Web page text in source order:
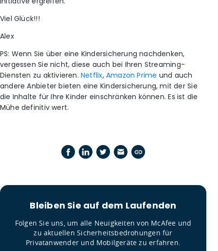
Viel Glück!!!
Alex
PS: Wenn Sie über eine Kindersicherung nachdenken,
vergessen Sie nicht, diese auch bei Ihren Streaming-
Diensten zu aktivieren.Netflix, Amazon Prime und auch
andere Anbieter bieten eine Kindersicherung, mit der Sie
die Inhalte für Ihre Kinder einschränken können. Es ist die
Mühe definitiv wert.
Bleiben Sie auf dem Laufenden
Folgen Sie uns, um alle Neuigkeiten von McAfee und
zu aktuellen Sicherheitsbedrohungen für
Privatanwender und Mobilgeräte zu erfahren.